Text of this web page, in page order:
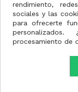
Política
Uso de
rendimiento,
sociales y las
para ofrecerte
procesamiento de